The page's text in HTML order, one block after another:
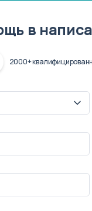
в
2000+